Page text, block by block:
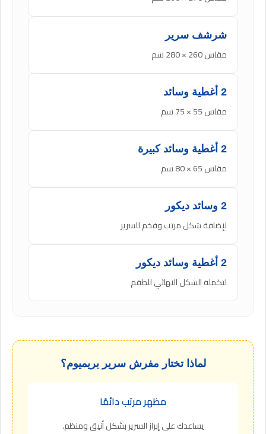
شرشف سرير
مقاس 260 × 280 سم
2 أغطية وسائد
مقاس 55 × 75 سم
2 أغطية وسائد كبيرة
مقاس 65 × 80 سم
2 وسائد ديكور
لإضافة شكل مرتب وفخم للسرير
2 أغطية وسائد ديكور
لتكملة الشكل النهائي للطقم
لماذا تختار مفرش سرير بريميوم؟
مظهر مرتب دائمًا
يساعدك على إبراز السرير بشكل أنيق ومنظم.